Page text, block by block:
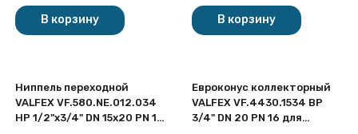
В корзину В корзину
Ниппель переходной
VALFEX VF.580.NE.012.034
НР 1/2"x3/4" DN 15x20 PN 10
Евроконус коллекторный
VALFEX VF.4430.1534 ВР
3/4" DN 20 PN 16 для